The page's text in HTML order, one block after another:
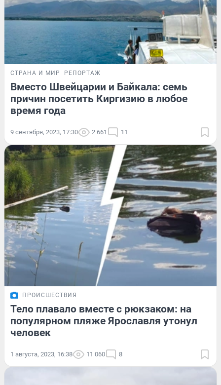
СТРАНА И МИР РЕПОРТАЖ
Вместо Швейцарии и Байкала: семь
причин посетить Киргизию в любое
время года
9 сентября, 2023, 17:30 2 661 11
ПРОИСШЕСТВИЯ
Тело плавало вместе с рюкзаком: на
популярном пляже Ярославля утонул
человек
1 августа, 2023, 16:38 11 060 8